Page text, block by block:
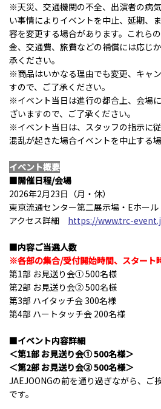
※天災、交通機関の不全、出演者の病
い事情によりイベントを中止、延期、
容を変更する場合があります。これら
金、交通費、旅費などの補償には応じ
承ください。
※商品はいかなる理由でも変更、キャ
すので、ご了承ください。
※イベント当日は進行の都合上、会場
ざいますので、ご了承ください。
※イベント当日は、スタッフの指示に
混乱が起きた場合イベントを中止する場
イベント概要
■開催日程/会場
2026年2月23日（月・休）
東京流通センター第二展示場・Eホール
アクセス詳細 https://www.trc-
■内容ご当選人数
※各部の集合/受付開始時間、スタート
第1部 お見送り会① 500名様
第2部 お見送り会② 500名様
第3部 ハイタッチ会 300名様
第4部 ハートタッチ会 200名様
■イベント内容詳細
＜第1部 お見送り会① 500名様＞
＜第2部 お見送り会② 500名様＞
JAEJOONGの前を通り過ぎながら、ご
です。